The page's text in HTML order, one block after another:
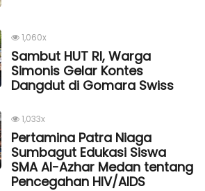
1,060x
Sambut HUT RI, Warga
Simonis Gelar Kontes
Dangdut di Gomara Swiss
1,033x
Pertamina Patra Niaga
Sumbagut Edukasi Siswa
SMA Al-Azhar Medan tentang
Pencegahan HIV/AIDS